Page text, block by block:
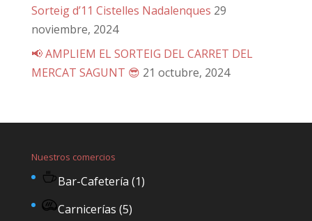
Sorteig d’11 Cistelles Nadalenques 29
noviembre, 2024
📢 AMPLIEM EL SORTEIG DEL CARRET DEL
MERCAT SAGUNT 😎 21 octubre, 2024
Nuestros comercios
Bar-Cafetería (1)
Carnicerías (5)